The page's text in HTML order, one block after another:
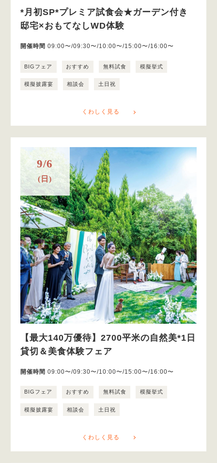
*月初SP*プレミア試食会★ガーデン付き
邸宅×おもてなしWD体験
開催時間 09:00〜/09:30〜/10:00〜/15:00〜/16:00〜
BIGフェア おすすめ 無料試食 模擬挙式
模擬披露宴 相談会 土日祝
くわしく見る
9/6
(日)
【最大140万優待】2700平米の自然美*1日
貸切＆美食体験フェア
開催時間 09:00〜/09:30〜/10:00〜/15:00〜/16:00〜
BIGフェア おすすめ 無料試食 模擬挙式
模擬披露宴 相談会 土日祝
くわしく見る